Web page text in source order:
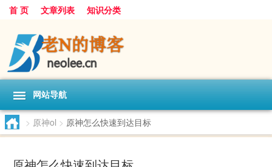
首 页 文章列表 知识分类
网站导航
> 原神ol > 原神怎么快速到达目标